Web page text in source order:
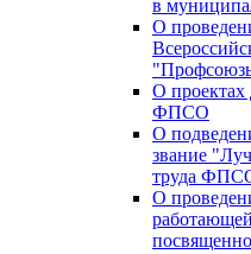
в
О
О проектах
ФПСО
О
звание
труда
О